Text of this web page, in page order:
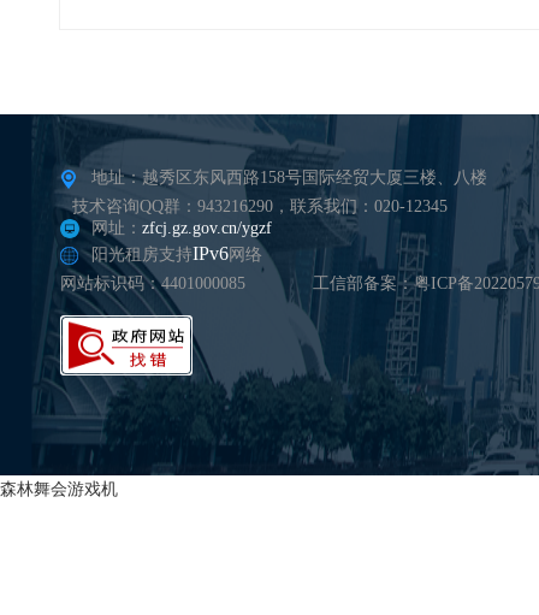
地址：越秀区东风西路158号国际经贸大厦三楼、八楼
技术咨询QQ群：943216290，联系我们：020-12345
网址： zfcj.gz.gov.cn/ygzf
阳光租房支持IPv6网络
网站标识码：4401000085
工信部备案：粤ICP备
森林舞会游戏机